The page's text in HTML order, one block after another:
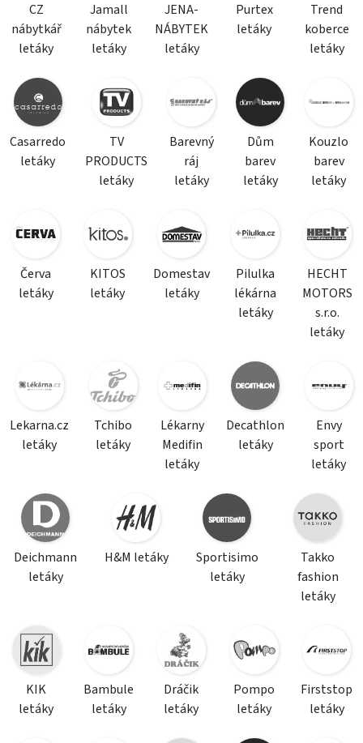
CZ
nábytkář
letáky
Jamall
nábytek
letáky
JENA-
NÁBYTEK
letáky
Purtex
letáky
Trend
koberce
letáky
Casarredo
letáky
TV
PRODUCTS
letáky
Barevný
ráj
letáky
Dům
barev
letáky
Kouzlo
barev
letáky
Červa
letáky
KITOS
letáky
Domestav
letáky
Pilulka
lékárna
letáky
HECHT
MOTORS
s.r.o.
letáky
Lekarna.cz
letáky
Tchibo
letáky
Lékarny
Medifin
letáky
Decathlon
letáky
Envy
sport
letáky
Deichmann
letáky
H&M letáky
Sportisimo
letáky
Takko
fashion
letáky
KIK
letáky
Bambule
letáky
Dráčik
letáky
Pompo
letáky
Firststop
letáky